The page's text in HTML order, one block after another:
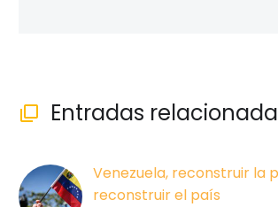
 Entradas
Venezuela, reconstruir la
reconstruir el país